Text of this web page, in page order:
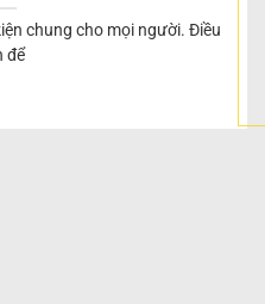
chung cho mọi người. Điều
để